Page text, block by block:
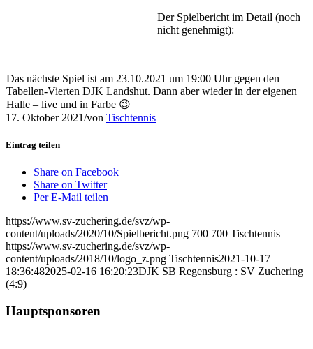
Der Spielbericht im Detail (noch
nicht genehmigt):
Das nächste Spiel ist am 23.10.2021 um 19:00 Uhr gegen den
Tabellen-Vierten DJK Landshut. Dann aber wieder in der eigenen
Halle – live und in Farbe 😉
17. Oktober 2021/von Tischtennis
Eintrag teilen
Share on Facebook
Share on Twitter
Per E-Mail teilen
https://www.sv-zuchering.de/svz/wp-
content/uploads/2020/10/Spielbericht.png 700 700 Tischtennis
https://www.sv-zuchering.de/svz/wp-
content/uploads/2018/10/logo_z.png Tischtennis2021-10-17
18:36:482025-02-16 16:20:23DJK SB Regensburg : SV Zuchering
(4:9)
Hauptsponsoren